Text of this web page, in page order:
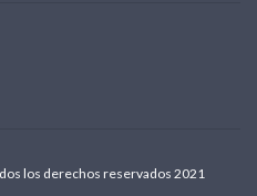
los derechos reservados 2021